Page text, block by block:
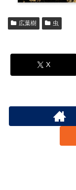
広葉樹 虫
X